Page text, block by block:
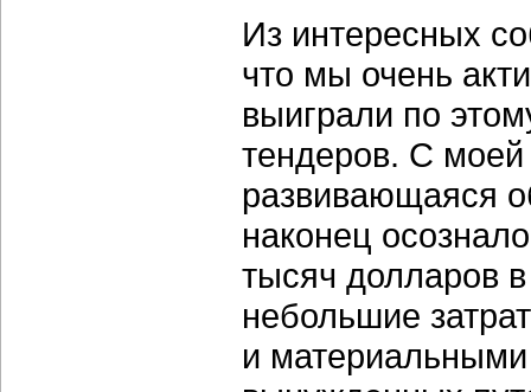
Из интересных
что мы очень
выиграли по
тендеров. С моей
развивающаяся
наконец
тысяч долларов
небольшие
и